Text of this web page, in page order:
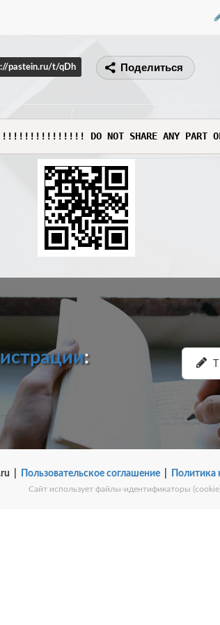
pastein.ru/t/qDh Поделиться
DO NOT SHARE ANY PART OF THE
:
| Пользовательское соглашение|
Сайт использует файлы-идентификаторы